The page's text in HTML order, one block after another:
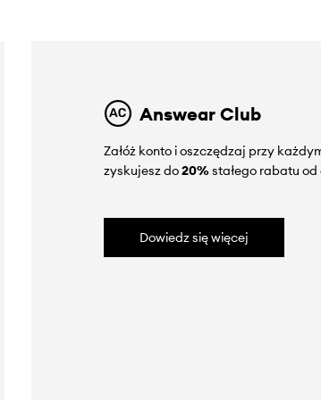
Answear Club
Załóż konto i oszczędzaj przy
zyskujesz do20%stałego rabatu od
Dowiedz się więcej